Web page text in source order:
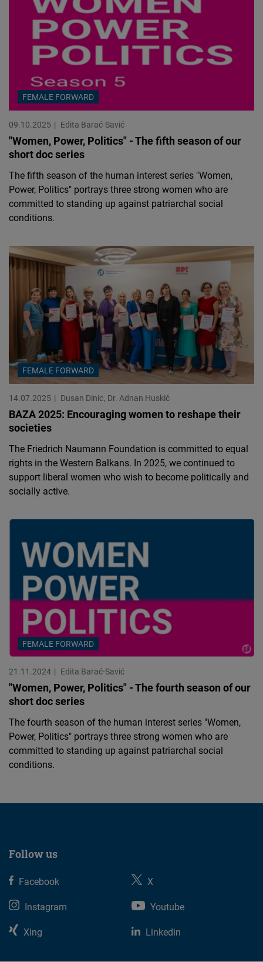
FEMALE FORWARD
09.10.2025 Edita Barać-Savić
"Women, Power, Politics" - The fifth season of our
short doc series
The fifth season of the human interest series "Women,
Power, Politics" portrays three strong women who are
committed to standing up against patriarchal social
conditions.
FEMALE FORWARD
14.07.2025 Dusan Dinic Dr. Adnan Huskić
BAZA 2025: Encouraging women to reshape their
societies
The Friedrich Naumann Foundation is committed to equal
rights in the Western Balkans. In 2025, we continued to
support liberal women who wish to become politically and
socially active.
FEMALE FORWARD
21.11.2024 Edita Barać-Savić
"Women, Power, Politics" - The fourth season of our
short doc series
The fourth season of the human interest series "Women,
Power, Politics" portrays three strong women who are
committed to standing up against patriarchal social
conditions.
Follow us
Facebook
X
Instagram
Youtube
Xing
Linkedin